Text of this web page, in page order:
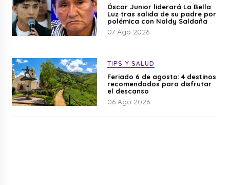
Óscar Junior liderará La Bella
Luz tras salida de su padre por
polémica con Naldy Saldaña
07 Ago 2026
TIPS Y SALUD
Feriado 6 de agosto: 4 destinos
recomendados para disfrutar
el descanso
06 Ago 2026